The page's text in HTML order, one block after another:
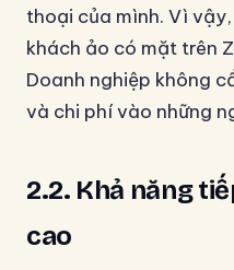
thoại của mình. Vì
khách ảo có mặt trên
Doanh nghiệp không
và chi phí vào những
2.2. Khả năng
cao